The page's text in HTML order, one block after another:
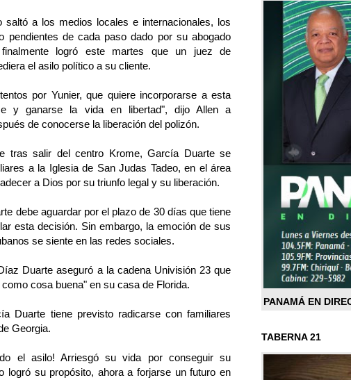
saltó a los medios locales e internacionales, los
pendientes de cada paso dado por su abogado
logró este martes que un juez de
el asilo político a su cliente.
por Yunier, que quiere incorporarse a esta
y ganarse la vida en libertad", dijo Allen a
de conocerse la liberación del polizón.
tras salir del centro Krome, García Duarte se
a la Iglesia de San Judas Tadeo, en el área
a Dios por su triunfo legal y su liberación.
debe aguardar por el plazo de 30 días que tiene
esta decisión. Sin embargo, la emoción de sus
se siente en las redes sociales.
Duarte aseguró a la cadena Univisión 23 que
cosa buena" en su casa de Florida.
Duarte tiene previsto radicarse con familiares
Georgia.
el asilo! Arriesgó su vida por conseguir su
logró su propósito, ahora a forjarse un futuro en
PANAMÁ EN
TABERNA 21